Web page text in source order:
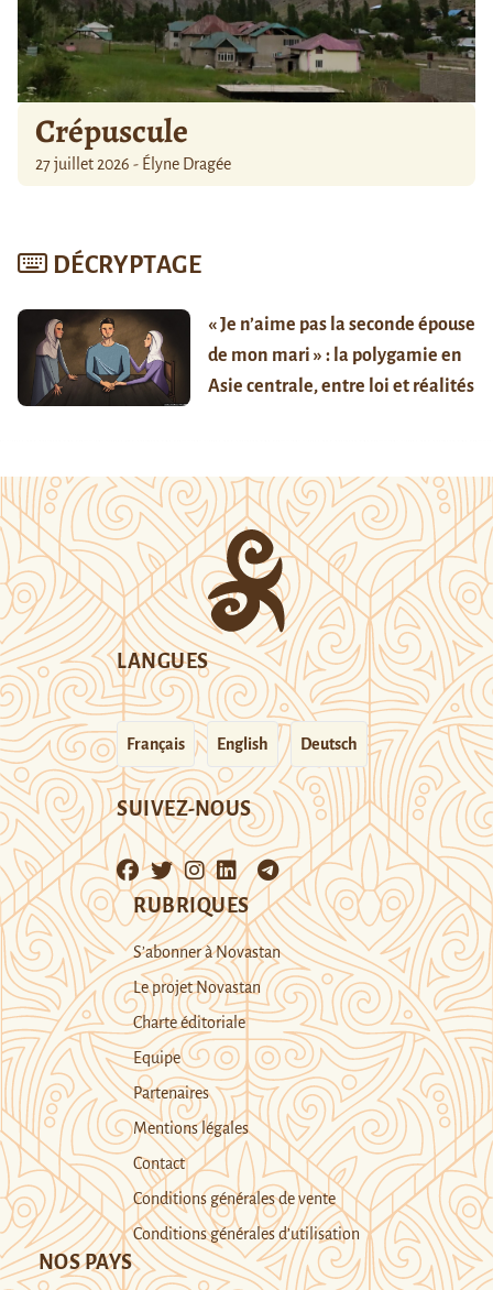
Crépuscule
27 juillet 2026 - Élyne Dragée
DÉCRYPTAGE
« Je n’aime pas la seconde épouse
de mon mari » : la polygamie en
Asie centrale, entre loi et réalités
LANGUES
Français English Deutsch
SUIVEZ-NOUS
RUBRIQUES
S’abonner à Novastan
Le projet Novastan
Charte éditoriale
Equipe
Partenaires
Mentions légales
Contact
Conditions générales de vente
Conditions générales d’utilisation
NOS PAYS